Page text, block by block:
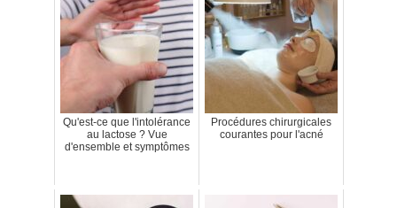
Qu'est-ce que l'intolérance
au lactose ? Vue
d'ensemble et symptômes
Procédures chirurgicales
courantes pour l'acné